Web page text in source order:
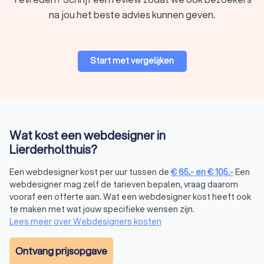
Er zijn veel verschillende soorten webdesigners in
Lierderholthuis en daarmee ook veel specialiteiten. Om de
Wil je eenwebsite laten maken? Een professionele en
gebruiksvriendelijke website vormt de basis voor jouw online
aanwezigheid. Laat een webdesigner in Lierderholthuis een
op maat gemaakte website voor je creëren die de identiteit
en boodschap van jouw bedrijf perfect weergeeft. Een
webdesigner heeft de expertise om aan de hand van
verschillende programma’s, zoals
na jou het beste advies kunnen geven.
Start met vergelijken
Wat kost een webdesigner in
Lierderholthuis?
Een webdesigner kost per uur tussen de €65,- en€105,-Een
webdesigner mag zelf de tarieven bepalen, vraag daarom
vooraf een offerte aan. Wat een webdesigner kost heeft ook
te maken met wat jouw specifieke wensen zijn.
Lees meer over Webdesigners kosten
Ontvang prijsopgave